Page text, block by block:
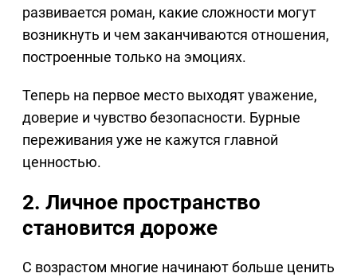
развивается роман, какие сложности могут
возникнуть и чем заканчиваются отношения,
построенные только на эмоциях.
Теперь на первое место выходят уважение,
доверие и чувство безопасности. Бурные
переживания уже не кажутся главной
ценностью.
2. Личное пространство
становится дороже
С возрастом многие начинают больше ценить